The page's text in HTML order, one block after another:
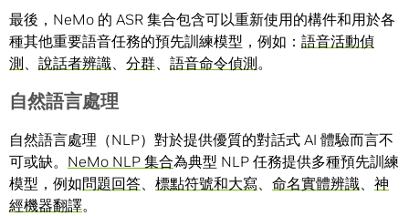
最後，NeMo 的 ASR 集合包含可以重新使用的構件和用於各
種其他重要語音任務的預先訓練模型，例如： 語音活動偵
測 、 說話者辨識、 分群、 語音命令偵測 。
自然語言處理
自然語言處理（NLP）對於提供優質的對話式 AI 體驗而言不
可或缺。 NeMo NLP 集合為典型 NLP 任務提供多種預先訓練
模型，例如問題回答、 標點符號和大寫、 命名實體辨識、 神
經機器翻譯。